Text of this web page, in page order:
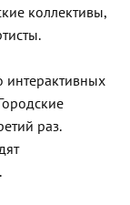
коллективы,
интерактивных
раз.